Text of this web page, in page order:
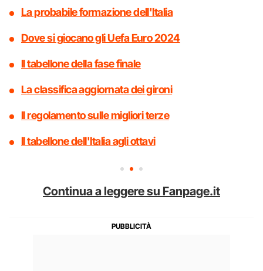
La probabile formazione dell'Italia
Dove si giocano gli Uefa Euro 2024
Il tabellone della fase finale
La classifica aggiornata dei gironi
Il regolamento sulle migliori terze
Il tabellone dell'Italia agli ottavi
Continua a leggere su Fanpage.it